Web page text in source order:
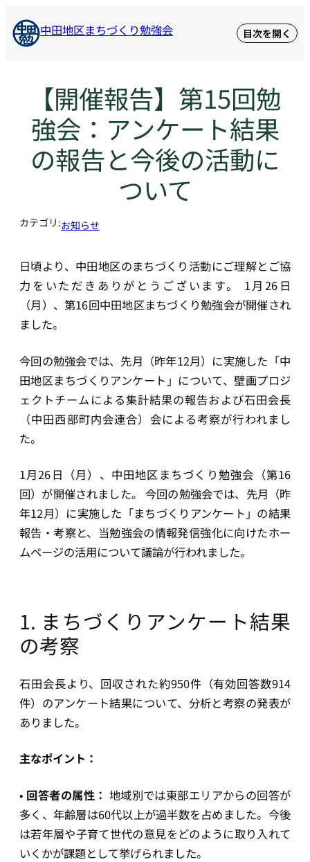
容
中田地区まちづくり勉強会
【開催報告】第15回勉
強会：アンケート結果
の報告と今後の活動に
ついて
カテゴリ:お知らせ
日頃より、中田地区のまちづくり活動にご理解とご協
力をいただきありがとうございます。 1月26日
（月）、第16回中田地区まちづくり勉強会が開催され
ました。
今回の勉強会では、先月（昨年12月）に実施した「中
田地区まちづくりアンケート」について、壁画プロジ
ェクトチームによる集計結果の報告および石田会長
（中田西部町内会連合）会による考察が行われまし
た。
1月26日（月）、中田地区まちづくり勉強会（第16
回）が開催されました。 今回の勉強会では、先月（昨
年12月）に実施した「まちづくりアンケート」の結果
報告・考察と、当勉強会の情報発信強化に向けたホー
ムページの活用について議論が行われました。
1. まちづくりアンケート結果
の考察
石田会長より、回収された約950件（有効回答数914
件）のアンケート結果について、分析と考察の発表が
ありました。
主なポイント：
• 回答者の属性： 地域別では東部エリアからの回答が
多く、年齢層は60代以上が過半数を占めました。今後
は若年層や子育て世代の意見をどのように取り入れて
いくかが課題として挙げられました。